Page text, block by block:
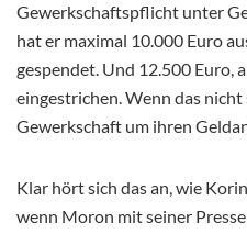
Gewerkschaftspflicht unter
hat er maximal 10.000 Euro
gespendet. Und 12.500 Euro,
eingestrichen. Wenn das nicht
Gewerkschaft um ihren
Klar hört sich das an, wie
wenn Moron mit seiner